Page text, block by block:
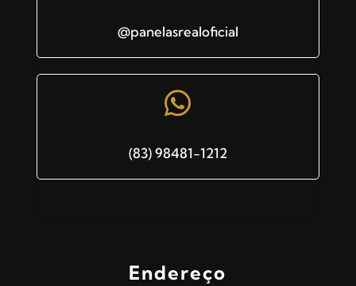
@panelasrealoficial

(83) 98481-1212
Endereço